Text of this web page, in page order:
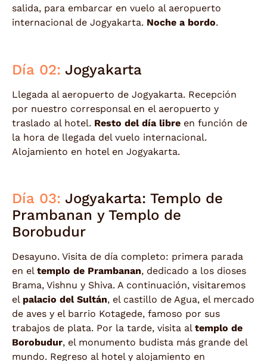
salida, para embarcar en vuelo al aeropuerto
internacional de Jogyakarta. Noche a bordo.
Día 02: Jogyakarta
Llegada al aeropuerto de Jogyakarta. Recepción
por nuestro corresponsal en el aeropuerto y
traslado al hotel. Resto del día libre en función de
la hora de llegada del vuelo internacional.
Alojamiento en hotel en Jogyakarta.
Día 03: Jogyakarta: Templo de
Prambanan y Templo de
Borobudur
Desayuno. Visita de día completo: primera parada
en el templo de Prambanan, dedicado a los dioses
Brama, Vishnu y Shiva. A continuación, visitaremos
el palacio del Sultán, el castillo de Agua, el mercado
de aves y el barrio Kotagede, famoso por sus
trabajos de plata. Por la tarde, visita al templo de
Borobudur, el monumento budista más grande del
mundo. Regreso al hotel y alojamiento en